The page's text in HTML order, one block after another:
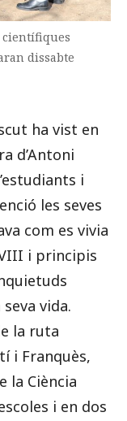
científiques
dissabte
ha vist en
d’Antoni
i
les seves
com es vivia
i principis
vida.
la ruta
i Franquès,
la Ciència
i en dos